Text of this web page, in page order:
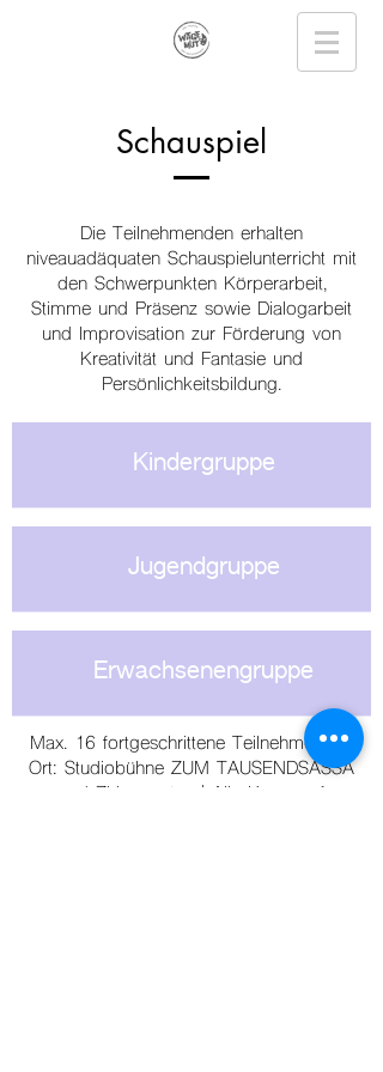
Schauspiel
Die Teilnehmenden erhalten
niveauadäquaten Schauspielunterricht mit
den Schwerpunkten Körperarbeit,
Stimme und Präsenz sowie Dialogarbeit
und Improvisation zur Förderung von
Kreativität und Fantasie und
Persönlichkeitsbildung.
Kindergruppe
Jugendgruppe
Erwachsenengruppe
Max. 16 fortgeschrittene Teilnehmende |
Ort: Studiobühne ZUM TAUSENDSASSA
und Zirkusgarten | Alle Kurse auf